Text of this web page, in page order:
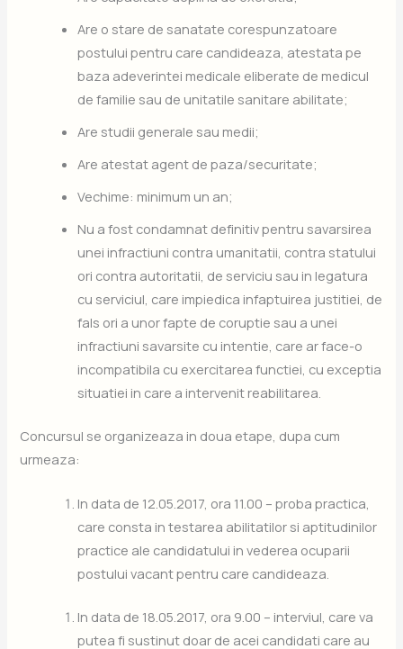
Are o stare de sanatate corespunzatoare
postului pentru care candideaza, atestata pe
baza adeverintei medicale eliberate de medicul
de familie sau de unitatile sanitare abilitate;
Are studii generale sau medii;
Are atestat agent de paza/securitate;
Vechime: minimum un an;
Nu a fost condamnat definitiv pentru savarsirea
unei infractiuni contra umanitatii, contra statului
ori contra autoritatii, de serviciu sau in legatura
cu serviciul, care impiedica infaptuirea justitiei, de
fals ori a unor fapte de coruptie sau a unei
infractiuni savarsite cu intentie, care ar face-o
incompatibila cu exercitarea functiei, cu exceptia
situatiei in care a intervenit reabilitarea.
Concursul se organizeaza in doua etape, dupa cum
urmeaza:
In data de 12.05.2017, ora 11.00 – proba practica,
care consta in testarea abilitatilor si aptitudinilor
practice ale candidatului in vederea ocuparii
postului vacant pentru care candideaza.
In data de 18.05.2017, ora 9.00 – interviul, care va
putea fi sustinut doar de acei candidati care au